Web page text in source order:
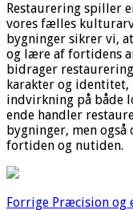
Restaurering spiller
vores fælles
bygninger sikrer vi,
og lære af fortidens
bidrager
karakter og identitet,
indvirkning på både
ende handler
bygninger, men
fortiden og nutiden.
Forrige Præcision og